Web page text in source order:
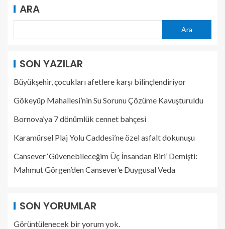
ARA
Ara
SON YAZILAR
Büyükşehir, çocukları afetlere karşı bilinçlendiriyor
Gökeyüp Mahallesi’nin Su Sorunu Çözüme Kavuşturuldu
Bornova’ya 7 dönümlük cennet bahçesi
Karamürsel Plaj Yolu Caddesi’ne özel asfalt dokunuşu
Cansever ‘Güvenebileceğim Üç İnsandan Biri’ Demişti:
Mahmut Görgen’den Cansever’e Duygusal Veda
SON YORUMLAR
Görüntülenecek bir yorum yok.